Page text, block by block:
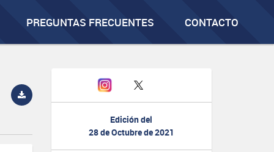
PREGUNTAS FRECUENTES CONTACTO
Edición del
28 de Octubre de 2021